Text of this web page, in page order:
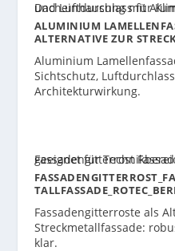
ALUMINIUM
ALTERNATIVE ZUR
Aluminium
Sichtschutz,
Architekturwirkung.
Fassadengitterroste als
Streckmetallfassade:
klar.